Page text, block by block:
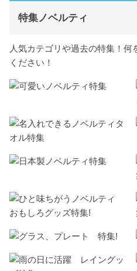
特集ノベルティ
人気カテゴリや過去の特集！
ください！